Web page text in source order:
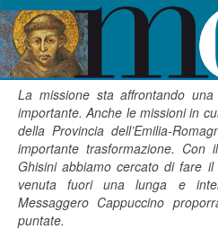
La missione sta affrontando
importante. Anche le missioni in
della Provincia dell’Emilia-
importante trasformazione. Con
Ghisini abbiamo cercato di fare
venuta fuori una lunga e
Messaggero Cappuccino
puntate.